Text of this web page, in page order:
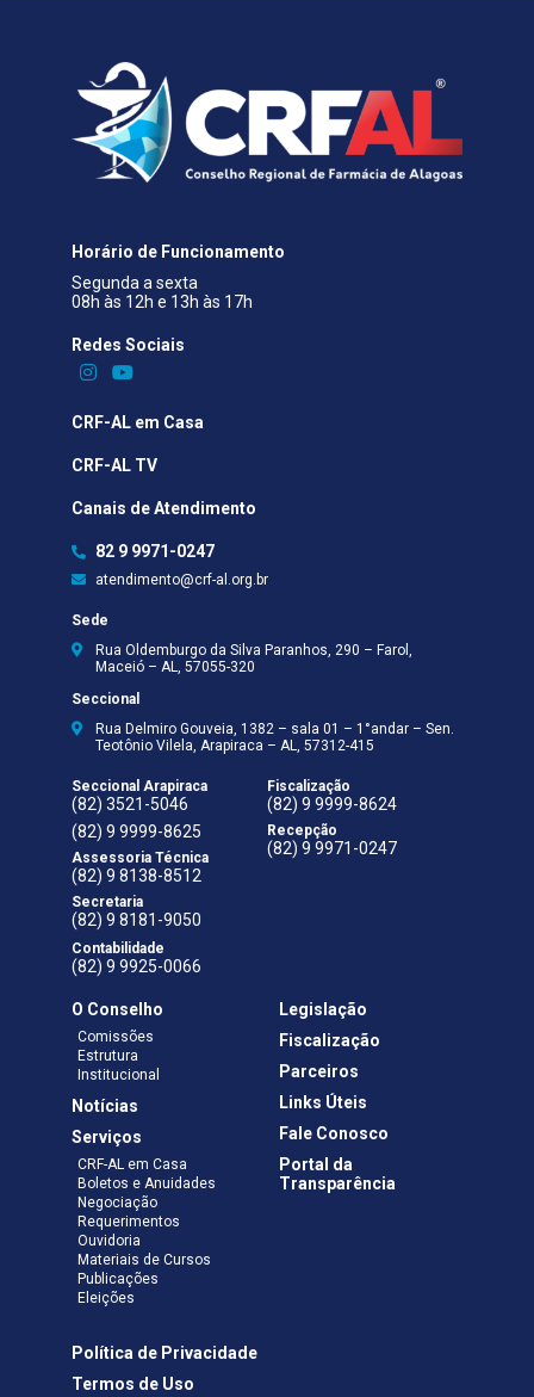
Horário de Funcionamento
Segunda a sexta
08h às 12h e 13h às 17h
Redes Sociais​
CRF-AL em Casa
CRF-AL TV
Canais de Atendimento
82 9 9971-0247
atendimento@crf-al.org.br
Sede
Rua Oldemburgo da Silva Paranhos, 290 – Farol,
Maceió – AL, 57055-320
Seccional
Rua Delmiro Gouveia, 1382 – sala 01 – 1°andar – Sen.
Teotônio Vilela, Arapiraca – AL, 57312-415
Seccional Arapiraca
(82) 3521-5046
(82) 9 9999-8625
Assessoria Técnica
(82) 9 8138-8512
Secretaria
(82) 9 8181-9050
Contabilidade
(82) 9 9925-0066
Fiscalização
(82) 9 9999-8624
Recepção
(82) 9 9971-0247
O Conselho
Comissões
Estrutura
Institucional
Notícias
Serviços
CRF-AL em Casa
Boletos e Anuidades
Negociação
Requerimentos
Ouvidoria
Materiais de Cursos
Publicações
Eleições
Legislação
Fiscalização
Parceiros
Links Úteis
Fale Conosco
Portal da
Transparência
Política de Privacidade
Termos de Uso